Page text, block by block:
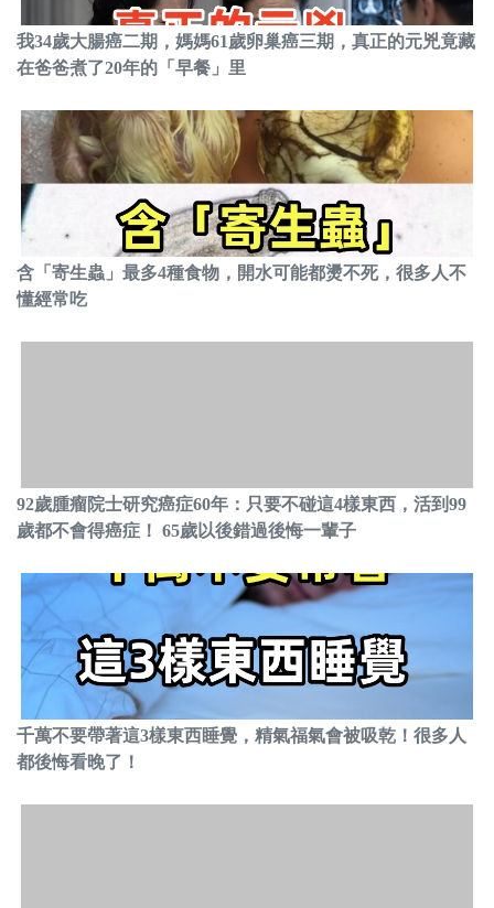
我34歲大腸癌二期，媽媽61歲卵巢癌三期，真正的元兇竟藏
在爸爸煮了20年的「早餐」里
含「寄生蟲」最多4種食物，開水可能都燙不死，很多人不
懂經常吃
92歲腫瘤院士研究癌症60年：只要不碰這4樣東西，活到99
歲都不會得癌症！ 65歲以後錯過後悔一輩子
千萬不要帶著這3樣東西睡覺，精氣福氣會被吸乾！很多人
都後悔看晚了！